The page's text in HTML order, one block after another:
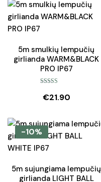
was:
€22.50.
is:
€15.75.
5m smulkių lempučių
girlianda WARM&BLACK
PRO IP67
5.00iš 5
€21.90
-10%
5m sujungiama lempučių
girlianda LIGHT BALL